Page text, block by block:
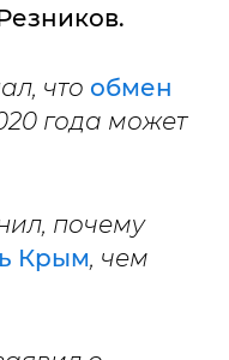
что обмен
года может
почему
Крым, чем